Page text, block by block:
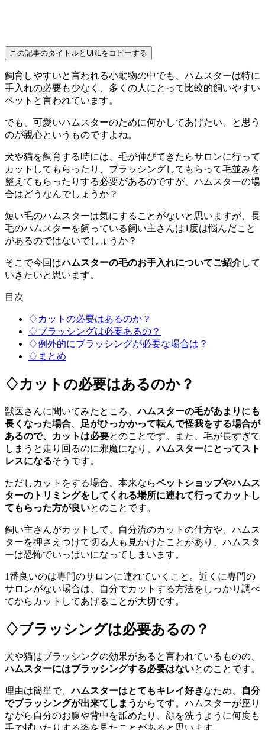
この記事のタイトルとURLをコピーする
飼育しやすいと言われる小動物の中でも、ハムスターは特に
手入れの必要も少なく、多くの人にとって比較的飼いやすい
ペットと言われています。
でも、可愛いハムスターのために何かしてあげたい、と思う
のが親心というものですよね。
犬や猫を飼育する時には、毛が伸びてきたらサロンに行って
カットしてもらったり、ブラッシングしてもらって毛並みを
整えてもらったりする必要があるのですが、ハムスターの場
合はどうなんでしょうか？
短い毛のハムスターは気にすることがないと思いますが、長
毛のハムスターを飼っている飼い主さんは1度は悩んだこと
があるのではないでしょうか？
そこで今回はハムスターの毛のお手入れについてご紹介して
いきたいと思います。
目次
♢カットの必要はあるのか？
♢ブラッシングは必要あるの？
♢例外的にブラッシングが必要な場合は？
♢まとめ
♢カットの必要はあるのか？
獣医さんに聞いてみたところ、ハムスターの毛があまりにも
長くなった場合
足がひっかかって転んで怪我をする場合が
あるので、カットは必要とのことです。また、毛が長すぎて
しまうと走り回るのに邪魔になり、ハムスターにとってスト
レスになるそうです。
ただしカットをする場合、本来ならペットショップやハムス
ターのトリミングをしてくれる場所に連れて行ってカットし
てもらった方が良いとのことです。
飼い主さんがカットして、自分流のカットの仕方や、ハムス
ターを押さえつけて切る人も見かけたことがあり、ハムスタ
ーは恐怖でいっぱいになってしまいます。
1番良いのは専門のサロンに連れていくこと。近くに専門の
サロンがない場合は、自分でカットする方法をしっかり調べ
てからカットしてあげることが大切です。
♢ブラッシングは必要あるの？
犬や猫はブラッシングの効果があると言われているものの、
ハムスターにはブラッシングする必要はないとのことです。
理由は簡単で、ハムスターはとてもキレイ好きなため、
自分
でブラッシングが出来てしまうからです。ハムスターが座り
ながら自分のお腹や背中を舐めたり、顔を洗うように何度も
手で拭いたりする姿を見たことがあると思います。